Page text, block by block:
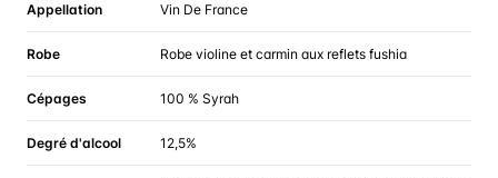
Appellation Vin De France
Robe Robe violine et carmin aux reflets fushia
Cépages 100 % Syrah
Degré d'alcool 12,5%